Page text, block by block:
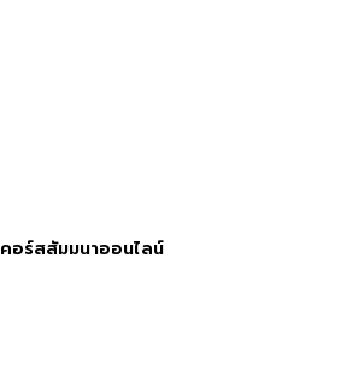
คอร์สสัมมนาออนไลน์